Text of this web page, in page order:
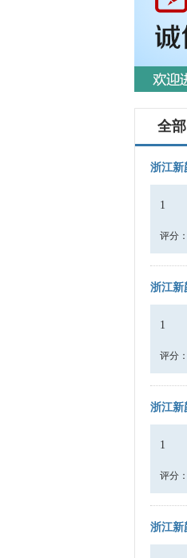
全
浙江新
1
评分：
浙江新
1
评分：
浙江新
1
评分：
浙江新